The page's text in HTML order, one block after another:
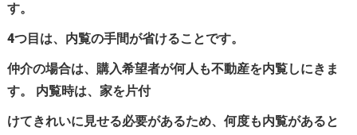
す。
4つ目は、内覧の手間が省けることです。
仲介の場合は、購入希望者が何人も不動産を内覧しにきま
す。 内覧時は、家を片付
けてきれいに見せる必要があるため、何度も内覧があると